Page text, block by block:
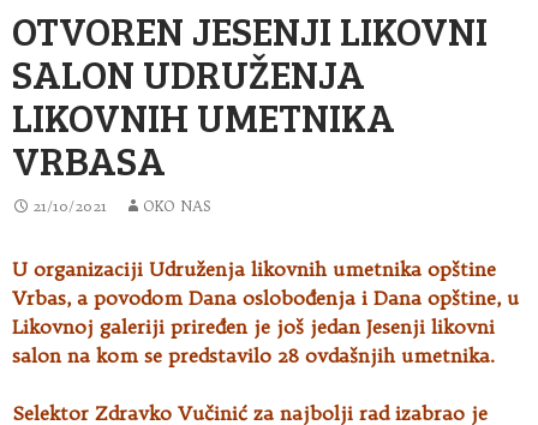
OTVOREN JESENJI LIKOVNI
SALON UDRUŽENJA
LIKOVNIH UMETNIKA
VRBASA
21/10/2021 OKO NAS
U organizaciji Udruženja likovnih umetnika opštine
Vrbas, a povodom Dana oslobođenja i Dana opštine, u
Likovnoj galeriji priređen je još jedan Jesenji likovni
salon na kom se predstavilo 28 ovdašnjih umetnika.
Selektor Zdravko Vučinić za najbolji rad izabrao je